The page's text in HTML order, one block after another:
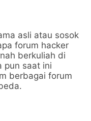
asli atau sosok
forum hacker
berkuliah di
pun saat ini
berbagai forum